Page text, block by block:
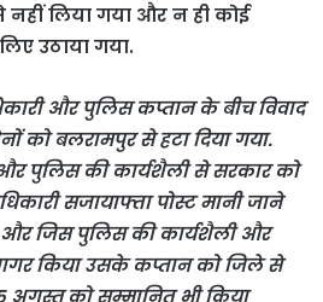
नहीं लिया गया और न ही कोई
उठाया गया.
और पुलिस कप्तान के बीच विवाद
को बलरामपुर से हटा दिया गया.
पुलिस की कार्यशैली से सरकार को
सजायाफ्ता पोस्ट मानी जाने
और जिस पुलिस की कार्यशैली और
किया उसके कप्तान को जिले से
अगस्त को सम्मानित भी किया